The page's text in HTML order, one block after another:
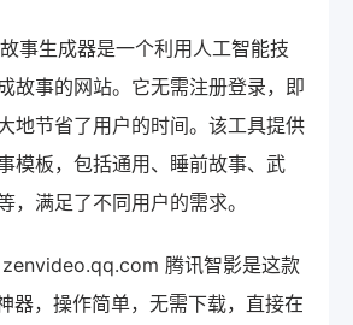
事生成器是一个利用人工智能技
故事的网站。它无需注册登录，即
地节省了用户的时间。该工具提供
模板，包括通用、睡前故事、武
，满足了不同用户的需求。
腾讯智影是这款
器，操作简单，无需下载，直接在